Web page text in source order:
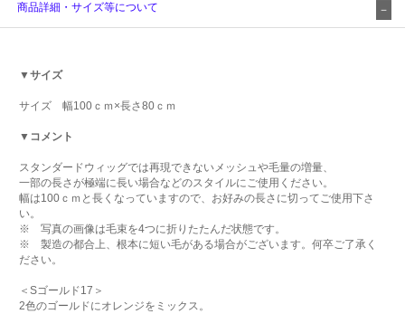
商品詳細・サイズ等について
▼サイズ
サイズ 幅100ｃｍ×長さ80ｃｍ
▼コメント
スタンダードウィッグでは再現できないメッシュや毛量の増量、
一部の長さが極端に長い場合などのスタイルにご使用ください。
幅は100ｃｍと長くなっていますので、お好みの長さに切ってご使用下さ
い。
※ 写真の画像は毛束を4つに折りたたんだ状態です。
※ 製造の都合上、根本に短い毛がある場合がございます。何卒ご了承く
ださい。
＜Sゴールド17＞
2色のゴールドにオレンジをミックス。